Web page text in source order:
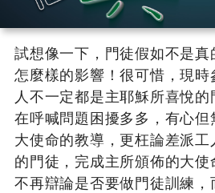
試想像一下，門徒假如不是
怎麼樣的影響！很可惜，現
人不一定都是主耶穌所喜悅
在呼喊問題困擾多多，有心但
大使命的教導，更枉論差派
的門徒，完成主所頒佈的大
不再辯論是否要做門徒訓練